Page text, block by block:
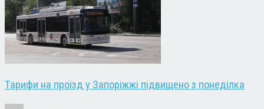
Тарифи на проїзд у Запоріжжі підвищено з понеділка